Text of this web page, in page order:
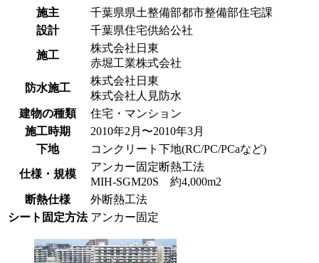
施主
千葉県県土整備部都市整備部住宅課
設計
千葉県住宅供給公社
施工
株式会社日東
赤堀工業株式会社
防水施工
株式会社日東
株式会社人見防水
建物の種類
住宅・マンション
施工時期
2010年2月〜2010年3月
下地
コンクリート下地(RC/PC/PCaなど)
仕様・規模
アンカー固定断熱工法
MIH-SGM20S 約4,000m2
断熱仕様
外断熱工法
シート固定方法 アンカー固定